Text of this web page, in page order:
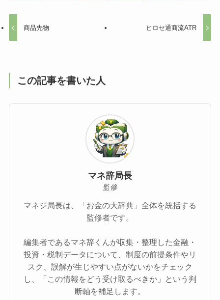
商品先物 ヒロセ通商流ATR
この記事を書いた人
マネ辞局長
監修
マネジ局長は、「お金の大辞典」全体を統括する
監修者です。
編集者であるマネ辞くんが収集・整理した金融・
投資・税制データについて、制度の前提条件やリ
スク、誤解が生じやすい点がないかをチェック
し、「この情報をどう受け取るべきか」という判
断軸を補足します。